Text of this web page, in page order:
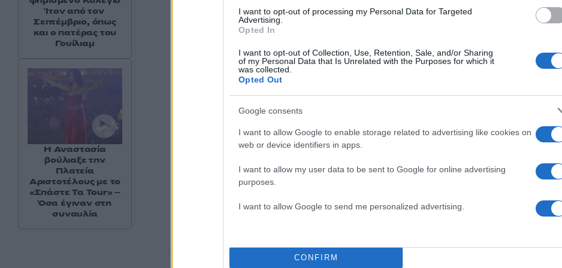
I want to opt-out of processing my Personal Data for Targeted
Advertising.
Opted In
I want to opt-out of Collection, Use, Retention, Sale, and/or Sharing
of my Personal Data that Is Unrelated with the Purposes for which it
was collected.
Opted Out
Google consents
I want to allow Google to enable storage related to advertising like cookies on
web or device identifiers in apps.
I want to allow my user data to be sent to Google for online advertising
purposes.
I want to allow Google to send me personalized advertising.
CONFIRM
Τέλος η Ανθή Βούλγαρη αποκάλυψε ότι φέτος εκείνη, ο σύζυγός της, Κώστας
Ίτον από τον
Σεπτέμβριο, όπως
και ο πατέρας του
Γουίλιαμ
Η Αναστασία
βούλιαξε την
Πλατεία
Αριστοτέλους με το
«Σπάστε Τα Tour» –
Όσα έγιναν στη
συναυλία